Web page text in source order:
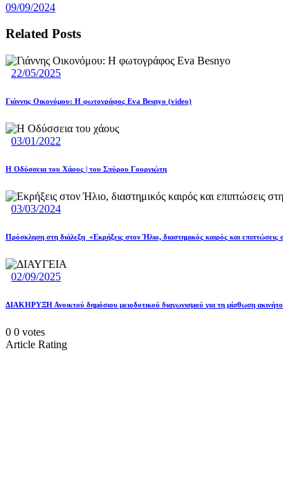
09/09/2024
Related Posts
22/05/2025
Γιάννης Οικονόμου: Η φωτογράφος Eva Besnyo (video)
03/01/2022
Η Οδύσσεια του Χάους | του Σπύρου Γουργιώτη
03/03/2024
Πρόσκληση στη διάλεξη «Εκρήξεις στον Ήλιο, διαστημικός καιρός και επιπτώσεις
02/09/2025
ΔΙΑΚΗΡΥΞΗ Ανοικτού δημόσιου μειοδοτικού διαγωνισμού για τη μίσθωση
0 0 votes
Article Rating